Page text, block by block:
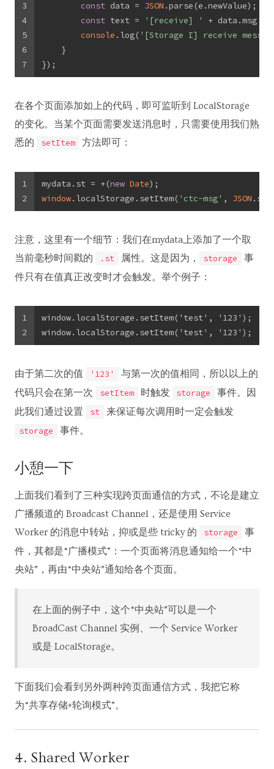
3
4
5
6
7
const data = JSON .parse(e.newValue);
const text = '[receive] ' + data.msg +
console .log( '[Storage I] receive
    }
});
在各个页面添加如上的代码，即可监听到 LocalStorage
的变化。当某个页面需要发送消息时，只需要使用我们熟
悉的
setItem 方法即可：
1
2
mydata.st = +(new Date);
window.localStorage.setItem( 'ctc-msg' , JSON
注意，这里有一个细节：我们在mydata上添加了一个取
当前毫秒时间戳的
.st 属性。这是因为， storage
事
件只有在值真正改变时才会触发。举个例子：
1
2
window.localStorage.setItem('test', '123');
window.localStorage.setItem('test', '123');
由于第二次的值 '123'
与第一次的值相同，所以以上的
代码只会在第一次
setItem 时触发 storage
事件。因
此我们通过设置
st 来保证每次调用时一定会触发
storage 事件。
小憩一下
上面我们看到了三种实现跨页面通信的方式，不论是建立
广播频道的 Broadcast Channel，还是使用 Service
Worker 的消息中转站，抑或是些 tricky 的
storage
事
件，其都是“广播模式”：一个页面将消息通知给一个“中
央站”，再由“中央站”通知给各个页面。
在上面的例子中，这个“中央站”可以是一个
BroadCast Channel 实例、一个 Service Worker
或是 LocalStorage。
下面我们会看到另外两种跨页面通信方式，我把它称
为“共享存储+轮询模式”。
4. Shared Worker